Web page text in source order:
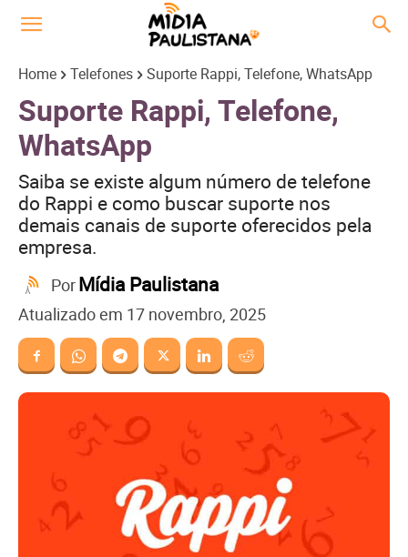
Home Telefones Suporte Rappi, Telefone, WhatsApp
Suporte Rappi, Telefone,
WhatsApp
Saiba se existe algum número de telefone
do Rappi e como buscar suporte nos
demais canais de suporte oferecidos pela
empresa.
PorMídia Paulistana
Atualizado em 17 novembro, 2025